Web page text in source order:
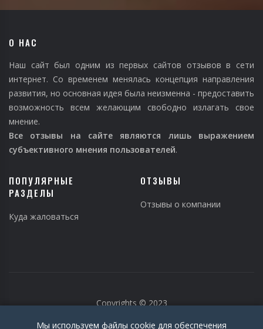
О НАС
Наш сайт был одним из первых сайтов отзывов в сети
интернет. Со временем менялась концепция направления
развития, но основная идея была неизменна - предоставить
возможность всем желающим свободно излагать свое
мнение.
Все отзывы на сайте являются лишь выражением
субъективного мнения пользователей.
ПОПУЛЯРНЫЕ
РАЗДЕЛЫ
Куда жаловаться
ОТЗЫВЫ
Отзывы о компании
Copyrights © 2023
Мы используем файлы cookie для обеспечения